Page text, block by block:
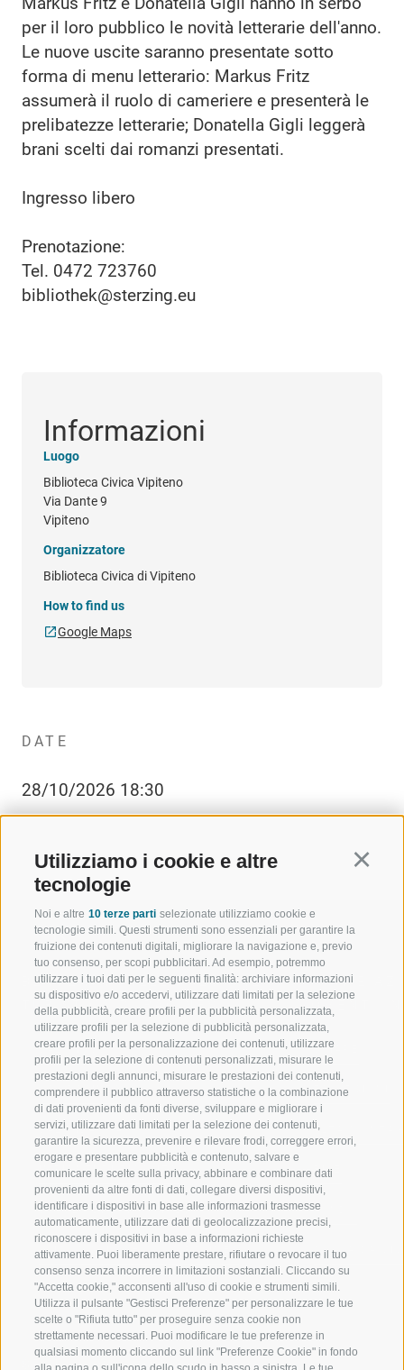
Utilizziamo i cookie e altre
tecnologie
Noi e altre 10 terze parti selezionate utilizziamo cookie e
tecnologie simili. Questi strumenti sono essenziali per garantire la
fruizione dei contenuti digitali, migliorare la navigazione e, previo
tuo consenso, per scopi pubblicitari. Ad esempio, potremmo
utilizzare i tuoi dati per le seguenti finalità: archiviare informazioni
su dispositivo e/o accedervi, utilizzare dati limitati per la selezione
della pubblicità, creare profili per la pubblicità personalizzata,
utilizzare profili per la selezione di pubblicità personalizzata,
creare profili per la personalizzazione dei contenuti, utilizzare
profili per la selezione di contenuti personalizzati, misurare le
prestazioni degli annunci, misurare le prestazioni dei contenuti,
comprendere il pubblico attraverso statistiche o la combinazione
di dati provenienti da fonti diverse, sviluppare e migliorare i
servizi, utilizzare dati limitati per la selezione dei contenuti,
garantire la sicurezza, prevenire e rilevare frodi, correggere errori,
erogare e presentare pubblicità e contenuto, salvare e
comunicare le scelte sulla privacy, abbinare e combinare dati
provenienti da altre fonti di dati, collegare diversi dispositivi,
identificare i dispositivi in base alle informazioni trasmesse
automaticamente, utilizzare dati di geolocalizzazione precisi,
riconoscere i dispositivi in base a informazioni richieste
attivamente. Puoi liberamente prestare, rifiutare o revocare il tuo
consenso senza incorrere in limitazioni sostanziali. Cliccando su
"Accetta cookie," acconsenti all'uso di cookie e strumenti simili.
Utilizza il pulsante "Gestisci Preferenze" per personalizzare le tue
scelte o "Rifiuta tutto" per proseguire senza cookie non
strettamente necessari. Puoi modificare le tue preferenze in
qualsiasi momento cliccando sul link "Preferenze Cookie" in fondo
per il loro pubblico le novità letterarie dell'anno.
Le nuove uscite saranno presentate sotto
forma di menu letterario: Markus Fritz
assumerà il ruolo di cameriere e presenterà le
prelibatezze letterarie; Donatella Gigli leggerà
brani scelti dai romanzi presentati.
Ingresso libero
Prenotazione:
Tel. 0472 723760
bibliothek@sterzing.eu
Informazioni
Luogo
Biblioteca Civica Vipiteno
Via Dante 9
Vipiteno
Organizzatore
Biblioteca Civica di Vipiteno
How to find us
Google Maps
DATE
28/10/2026 18:30
BENVENUTI NELLA REGIONE
TURISTICA DI RACINES
VAL GIOVO
VAL RACINES
VAL RIDANNA
IMPIANTI DI RISALITA
SCUOLA DI SCI RACINES
LUISL'S SKI SCHOOL A RACINES
SPORT E
MOMENTI
SCIARE
ESCURSIONI
ALTA
BIKE
FONDO
ACQUA DA
SEGUICI SUI SOCIAL